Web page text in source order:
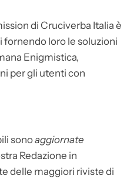
di Cruciverba Italia è
loro le soluzioni
Enigmistica,
per gli utenti con
sonoaggiornate
Redazione in
delle maggiori riviste di